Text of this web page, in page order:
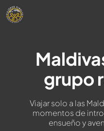
Saltar
grupo
Viajar solo a las
momentos de
ensueño y